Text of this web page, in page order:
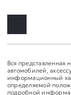
Вся
автомобилей,
информационный
определяемой
подробной